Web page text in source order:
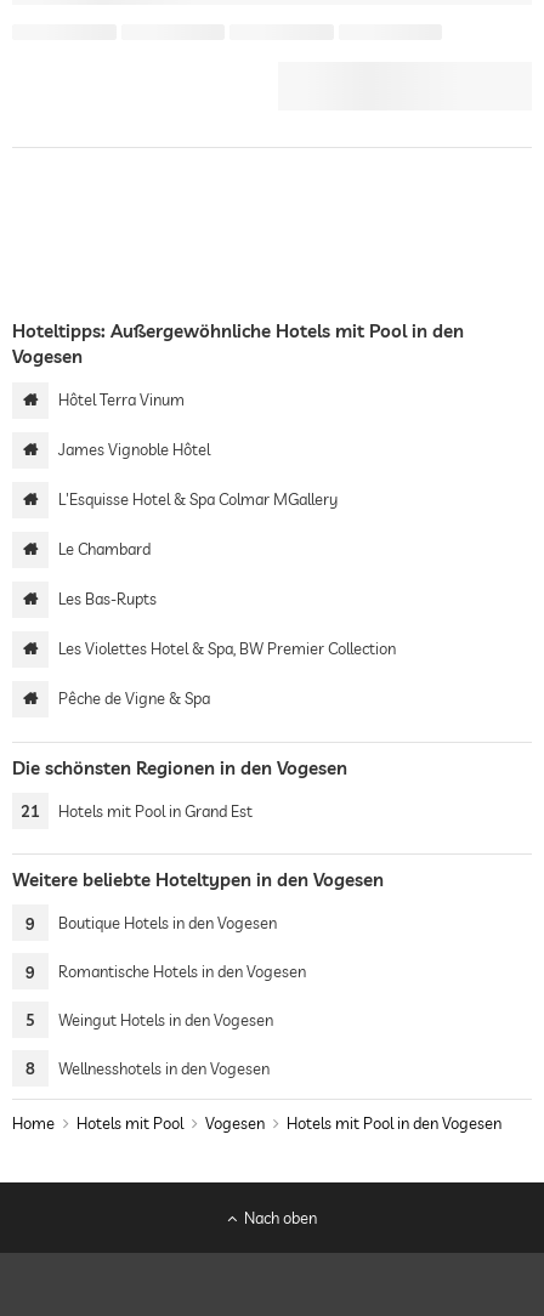
Hoteltipps: Außergewöhnliche Hotels mit Pool in den
Vogesen
Hôtel Terra Vinum
James Vignoble Hôtel
L'Esquisse Hotel & Spa Colmar MGallery
Le Chambard
Les Bas-Rupts
Les Violettes Hotel & Spa, BW Premier Collection
Pêche de Vigne & Spa
Die schönsten Regionen in den Vogesen
21 Hotels mit Pool in Grand Est
Weitere beliebte Hoteltypen in den Vogesen
9 Boutique Hotels in den Vogesen
9 Romantische Hotels in den Vogesen
5 Weingut Hotels in den Vogesen
8 Wellnesshotels in den Vogesen
Home Hotels mit Pool Vogesen Hotels mit Pool in den Vogesen
Nach oben